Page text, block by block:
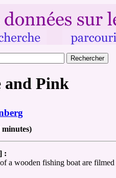
and Pink
minutes)
] :
a wooden fishing boat are